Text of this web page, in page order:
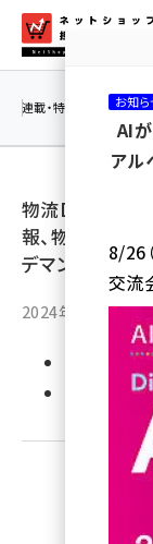
ン
yahoo
楽天
ecbeing
アスクル
base
連載・特集 |
物流DX、EC物
報、物流の役割
デマンド配信を
2024年10月22日
優先す
お知ら
AI
アル
8/26
交流